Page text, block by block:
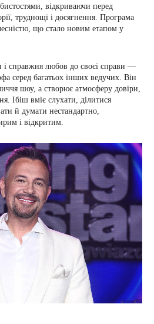
відкриваючи перед
труднощі і досягнення. Програма
що стало новим етапом у
і справжня любов до своєї справи —
серед багатьох інших ведучих. Він
шоу, а створює атмосферу довіри,
Ібіш вміє слухати, ділитися
й думати нестандартно,
і відкритим.